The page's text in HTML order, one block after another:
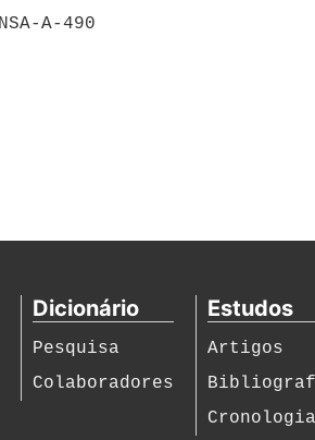
A-490
Dicionário
Pesquisa
Colaboradores
Estudos
Artigos